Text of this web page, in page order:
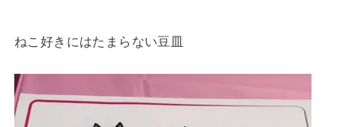
ねこ好きにはたまらない豆皿